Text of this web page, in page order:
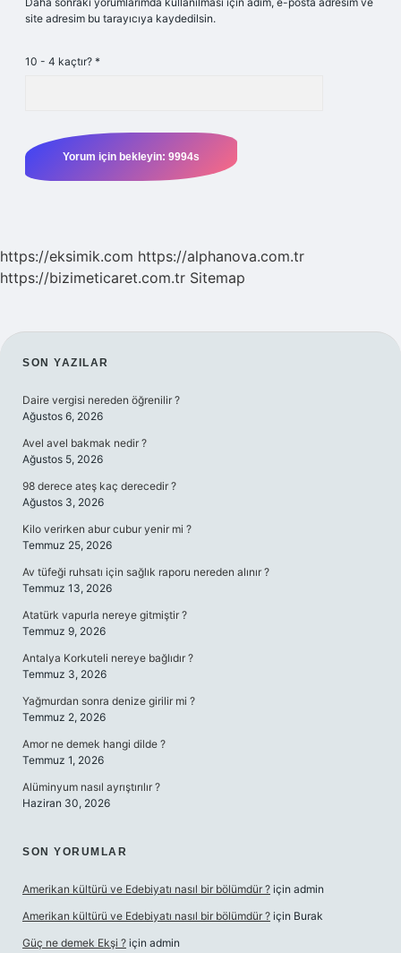
site adresim bu tarayıcıya kaydedilsin.
10 - 4 kaçtır? *
https://eksimik.com https://alphanova.com.tr
https://bizimeticaret.com.tr Sitemap
SIDEBAR
SON YAZILAR
Daire vergisi nereden öğrenilir ?
Ağustos 6, 2026
Avel avel bakmak nedir ?
Ağustos 5, 2026
98 derece ateş kaç derecedir ?
Ağustos 3, 2026
Kilo verirken abur cubur yenir mi ?
Temmuz 25, 2026
Av tüfeği ruhsatı için sağlık raporu nereden alınır ?
Temmuz 13, 2026
Atatürk vapurla nereye gitmiştir ?
Temmuz 9, 2026
Antalya Korkuteli nereye bağlıdır ?
Temmuz 3, 2026
Yağmurdan sonra denize girilir mi ?
Temmuz 2, 2026
Amor ne demek hangi dilde ?
Temmuz 1, 2026
Alüminyum nasıl ayrıştırılır ?
Haziran 30, 2026
SON YORUMLAR
Amerikan kültürü ve Edebiyatı nasıl bir bölümdür ? için admin
Amerikan kültürü ve Edebiyatı nasıl bir bölümdür ? için Burak
Güç ne demek Ekşi ? için admin